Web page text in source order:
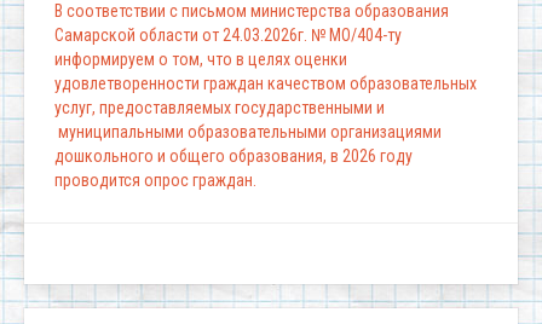
В соответствии с письмом министерства образования
Самарской области от 24.03.2026г. № МО/404-ту
информируем о том, что в целях оценки
удовлетворенности граждан качеством образовательных
услуг, предоставляемых государственными и
муниципальными образовательными организациями
дошкольного и общего образования, в 2026 году
проводится опрос граждан.